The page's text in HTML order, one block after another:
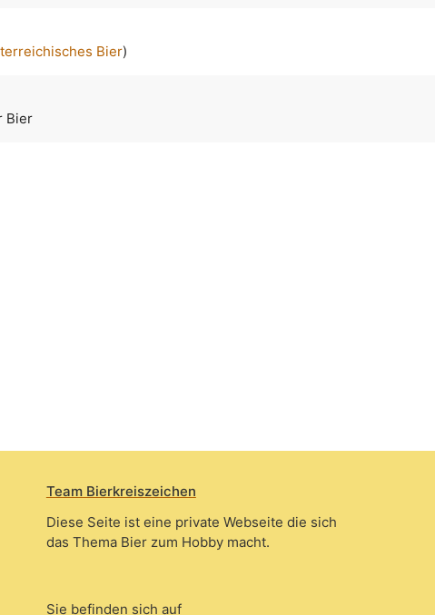
Bier)
Bier
Team Bierkreiszeichen
Diese Seite ist eine private Webseite die sich
das Thema Bier zum Hobby macht.
Sie befinden sich auf